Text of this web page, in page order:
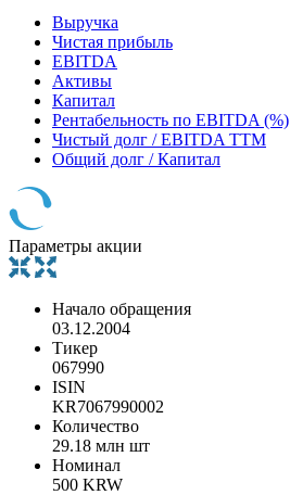
Выручка
Чистая прибыль
EBITDA
Активы
Капитал
Рентабельность по EBITDA (%)
Чистый долг / EBITDA TTM
Общий долг / Капитал
Параметры акции
Начало обращения
03.12.2004
Тикер
067990
ISIN
KR7067990002
Количество
29.18 млн шт
Номинал
500 KRW